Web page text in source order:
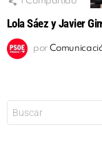
Lola Sáez y Javier
por